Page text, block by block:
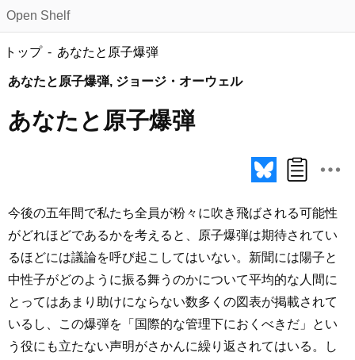
Open Shelf
トップ あなたと原子爆弾
あなたと原子爆弾, ジョージ・オーウェル
あなたと原子爆弾
今後の五年間で私たち全員が粉々に吹き飛ばされる可能性
がどれほどであるかを考えると、原子爆弾は期待されてい
るほどには議論を呼び起こしてはいない。新聞には陽子と
中性子がどのように振る舞うのかについて平均的な人間に
とってはあまり助けにならない数多くの図表が掲載されて
いるし、この爆弾を「国際的な管理下におくべきだ」とい
う役にも立たない声明がさかんに繰り返されてはいる。し